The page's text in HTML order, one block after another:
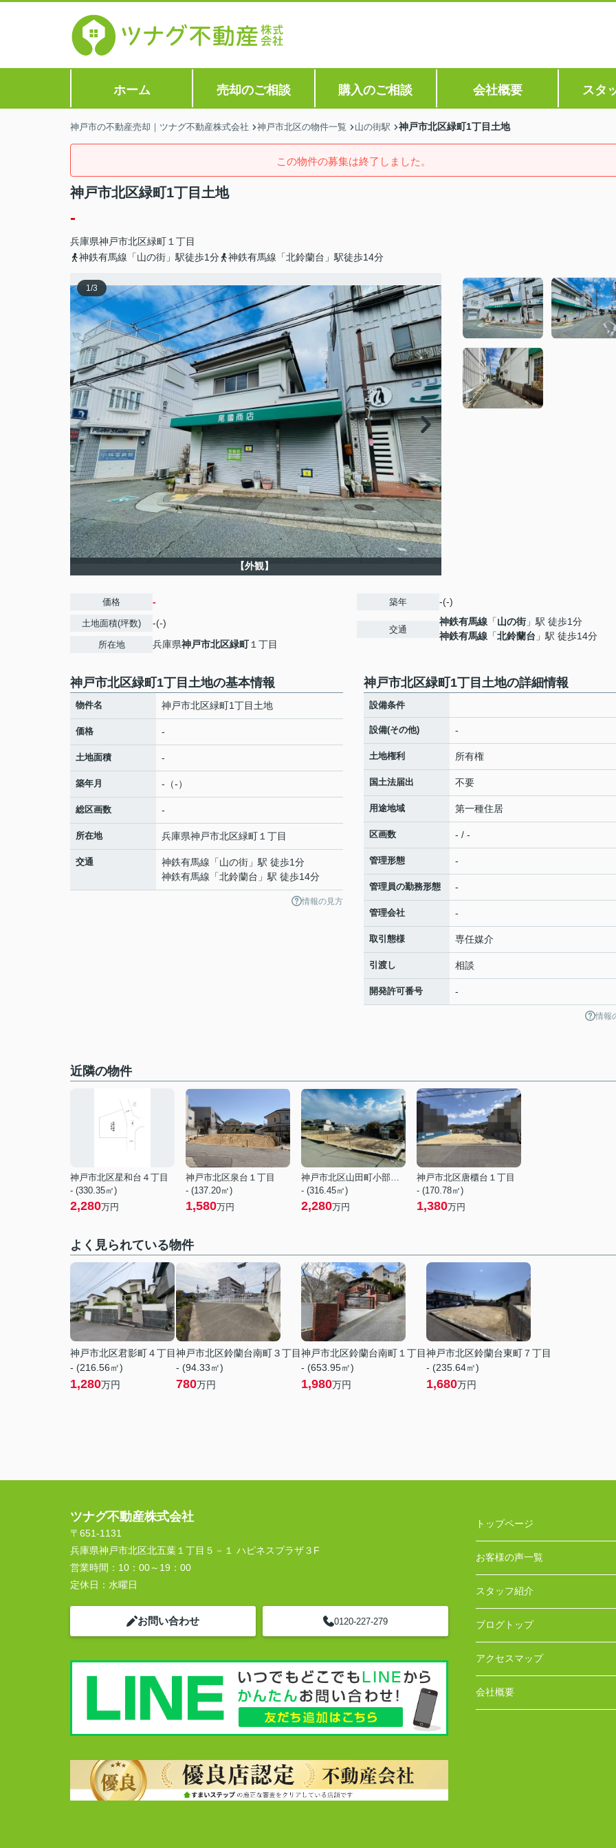
ホーム 売却のご相談 購入のご相談 会社概要 スタ
神戸市の不動産売却｜ツナグ不動産株式会社 神戸市北区の物件一覧 山の街駅 神戸市北区緑町1丁目土地
この物件の募集は終了しました。
神戸市北区緑町1丁目土地
-
兵庫県神戸市北区緑町 １丁目
神鉄有馬線「山の街」駅徒歩1分
神鉄有馬線「北鈴蘭台」駅徒歩14分
1/3
【外観】
価格 -
土地面積(坪数) -(-)
所在地 兵庫県神戸市北区緑町１丁目
築年 -(-)
交通
神鉄有馬線 「山の街」駅 徒歩1分
神鉄有馬線 「北鈴蘭台 」駅 徒歩14分
神戸市北区緑町1丁目土地の基本情報
物件名 神戸市北区緑町1丁目土地
価格 -
土地面積 -
築年月 -（-）
総区画数 -
所在地 兵庫県神戸市北区緑町 １丁目
交通 神鉄有馬線 「山の街 」駅 徒歩1分
神鉄有馬線 「北鈴蘭台 」駅 徒歩14分
情報の見方
神戸市北区緑町1丁目土地の詳細情報
設備条件
設備(その他) -
土地権利 所有権
国土法届出 不要
用途地域 第一種住居
区画数 - / -
管理形態 -
管理員の勤務形態 -
管理会社 -
取引態様 専任媒介
引渡し 相談
開発許可番号 -
情報
近隣の物件
神戸市北区星和台４丁目
- (330.35㎡)
2,280万円
神戸市北区泉台１丁目
- (137.20㎡)
1,580万円
神戸市北区山田町小部字宮ノ前
- (316.45㎡)
2,280万円
神戸市北区唐櫃台１丁目
- (170.78㎡)
1,380万円
よく見られている物件
神戸市北区君影町４丁目
- (216.56㎡)
1,280万円
神戸市北区鈴蘭台南町３丁目
- (94.33㎡)
780万円
神戸市北区鈴蘭台南町１丁目
- (653.95㎡)
1,980万円
神戸市北区鈴蘭台東町７丁目
- (235.64㎡)
1,680万円
ツナグ不動産株式会社
〒651-1131
兵庫県神戸市北区北五葉１丁目５－１ ハピネスプラザ３F
営業時間： 10：00～19：00
定休日： 水曜日
お問い合わせ 0120-227-279
トップページ
お客様の声一覧
スタッフ紹介
ブログトップ
アクセスマップ
会社概要